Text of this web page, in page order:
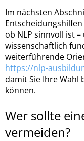
Im nächsten
ob NLP sinnvoll ist
wissenschaftlich
weiterführende
https://nlp-
damit Sie Ihre
können.
Wer sollte
vermeiden?